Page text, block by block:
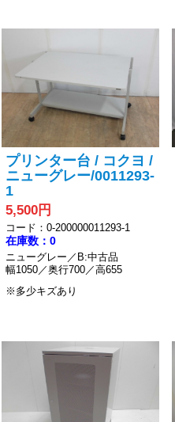
プリンター台 / コクヨ /
ニューグレー/0011293-
1
5,500円
コード：0-200000011293-1
在庫数：0
ニューグレー／B:中古品
幅1050／奥行700／高655
※多少キズあり